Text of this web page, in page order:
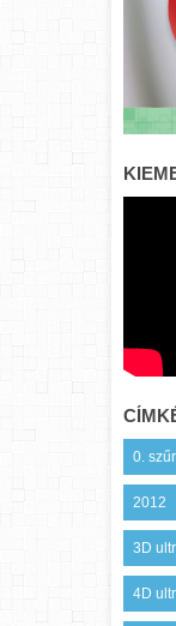
0.
2012
3D
4D